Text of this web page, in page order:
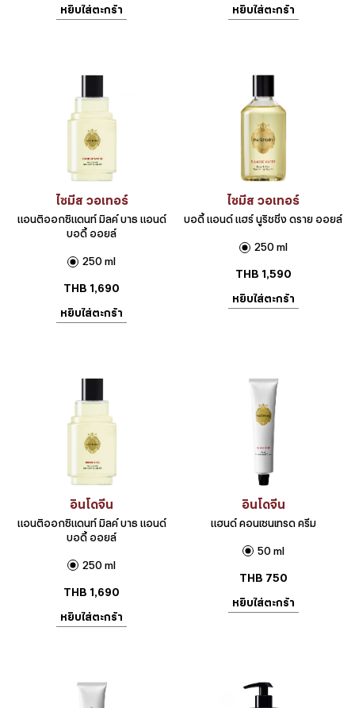
หยิบใส่ตะกร้า
หยิบใส่ตะกร้า
ไซมีส วอเทอร์
แอนติออกซิแดนท์ มิลค์ บาธ แอนด์
บอดี้ ออยล์
250 ml
THB 1,690
หยิบใส่ตะกร้า
ไซมีส วอเทอร์
บอดี้ แอนด์ แฮร์ นูริชชิ่ง ดราย ออยล์
250 ml
THB 1,590
หยิบใส่ตะกร้า
อินโดจีน
แอนติออกซิแดนท์ มิลค์ บาธ แอนด์
บอดี้ ออยล์
250 ml
THB 1,690
หยิบใส่ตะกร้า
อินโดจีน
แฮนด์ คอนเซนเทรด ครีม
50 ml
THB 750
หยิบใส่ตะกร้า